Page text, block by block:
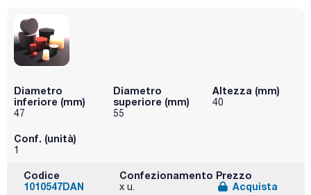
Diametro
inferiore (mm)
47
Diametro
superiore (mm)
55
Altezza (mm)
40
Conf. (unità)
1
Codice
1010547DAN
Confezionamento
x u.
Prezzo
Acquista